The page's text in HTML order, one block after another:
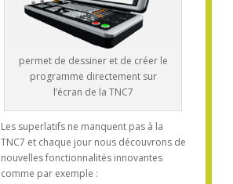
permet de dessiner et de créer le
programme directement sur
l’écran de la TNC7
Les superlatifs ne manquent pas à la
TNC7 et chaque jour nous découvrons de
nouvelles fonctionnalités innovantes
comme par exemple :